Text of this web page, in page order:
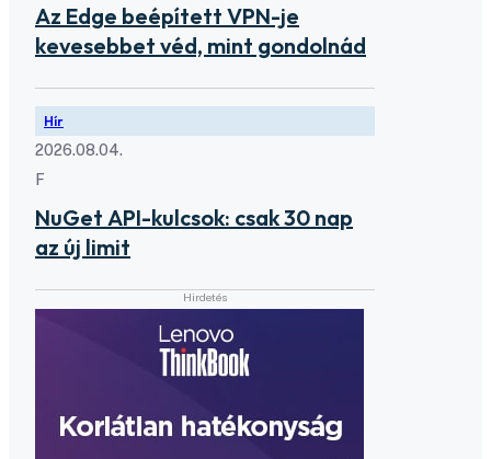
Az Edge beépített VPN-je
kevesebbet véd, mint gondolnád
Hír
2026.08.04.
F
NuGet API-kulcsok: csak 30 nap
az új limit